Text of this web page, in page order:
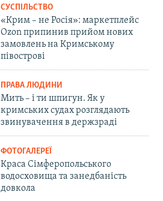
СУСПІЛЬСТВО
«Крим – не Росія»: маркетплейс
Ozon припинив прийом нових
замовлень на Кримському
півострові
ПРАВА ЛЮДИНИ
Мить – і ти шпигун. Як у
кримських судах розглядають
звинувачення в держзраді
ФОТОГАЛЕРЕЇ
Краса Сімферопольського
водосховища та занедбаність
довкола